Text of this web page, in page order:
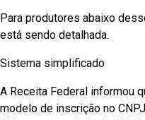
Para produtores abaixo
está sendo detalhada.
Sistema simplificado
A Receita Federal informou
modelo de inscrição no